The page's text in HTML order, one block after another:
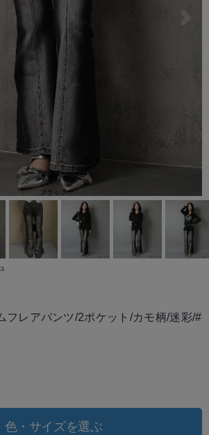
フレアパンツ/2ポケット/カモ柄/迷彩/#
色・サイズを選ぶ
ブラック